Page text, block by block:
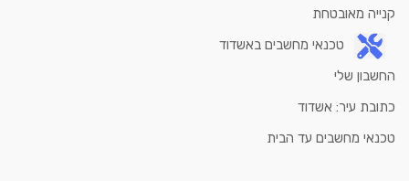
קנייה מאובטחת
טכנאי מחשבים באשדוד
החשבון שלי
כתובת עיר: אשדוד
טכנאי מחשבים עד הבית